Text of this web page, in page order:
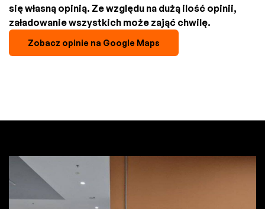
się własną opinią. Ze względu na dużą ilość opinii,
załadowanie wszystkich może zająć chwilę.
Zobacz opinie na Google Maps